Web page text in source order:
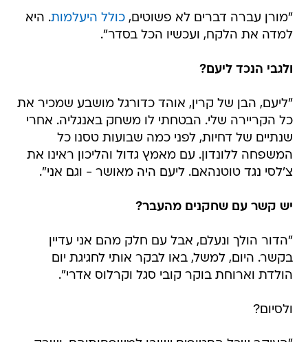
"מורן עברה דברים לא פשוטים,כולל היעלמות. היא
למדה את הלקח, ועכשיו הכל בסדר".
ולגבי הנכד ליעם?
"ליעם, הבן של קרין, אוהד כדורגל מושבע שמכיר את
כל הקריירה שלי. הבטחתי לו משחק באנגליה. אחרי
שנתיים של דחיות, לפני כמה שבועות טסנו כל
המשפחה ללונדון. עם מאמץ גדול והליכון ראינו את
צ'לסי נגד טוטנהאם. ליעם היה מאושר - וגם אני".
יש קשר עם שחקנים מהעבר?
"הדור הולך ונעלם, אבל עם חלק מהם אני עדיין
בקשר. היום, למשל, באו לבקר אותי לחגיגת יום
הולדת וארוחת בוקר קובי סגל וקרלוס אדרי".
ולסיום?